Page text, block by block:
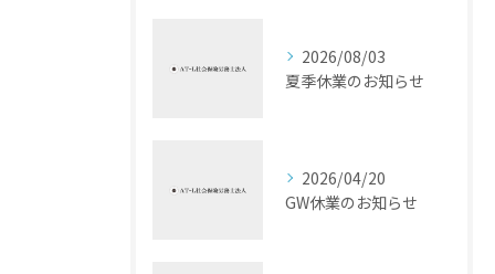
2026/08/03
夏季休業のお知らせ
2026/04/20
GW休業のお知らせ